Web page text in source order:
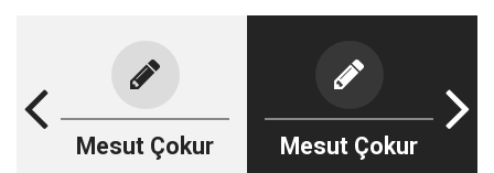
Mesut Çokur Mesut Çokur